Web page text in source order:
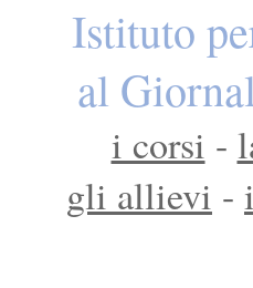
Istituto
al
i corsi -
gli allievi -